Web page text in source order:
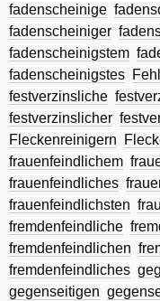
fadenscheinige
fadenscheiniger
fadenscheinigstem
fadenscheinigstes
festverzinsliche
festverzinslicher
Fleckenreinigern
frauenfeindlichem
frauenfeindliches
frauenfeindlichsten
fremdenfeindliche
fremdenfeindlichen
fremdenfeindliches
gegenseitigen